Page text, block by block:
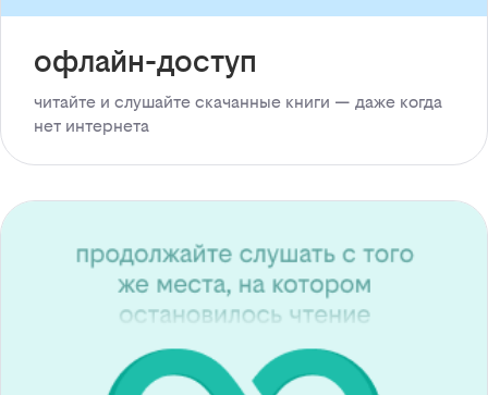
офлайн-доступ
читайте и слушайте скачанные книги — даже когда
нет интернета